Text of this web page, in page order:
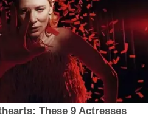
These 9 Actresses